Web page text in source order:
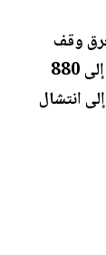
وقف
إطلاق النار في 11 تشرين الأول الماضي ارتفع إلى 880
2,605، إضافة إلى انتشال